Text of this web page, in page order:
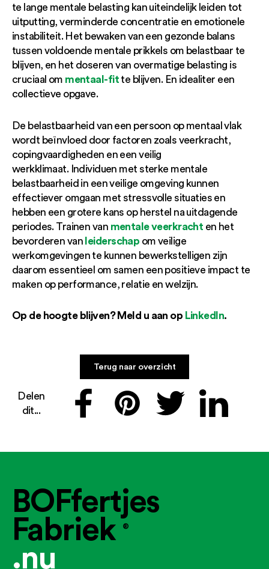
te lange mentale belasting kan uiteindelijk leiden tot
uitputting, verminderde concentratie en emotionele
instabiliteit. Het bewaken van een gezonde balans
tussen voldoende mentale prikkels om belastbaar te
blijven, en het doseren van overmatige belasting is
cruciaal om mentaal-fitte blijven. En idealiter een
collectieve opgave.
De belastbaarheid van een persoon op mentaal vlak
wordt beïnvloed door factoren zoals veerkracht,
copingvaardigheden en een veilig
werkklimaat. Individuen met sterke mentale
belastbaarheid in een veilige omgeving kunnen
effectiever omgaan met stressvolle situaties en
hebben een grotere kans op herstel na uitdagende
periodes. Trainen van mentale veerkracht en het
bevorderen vanleiderschap om veilige
werkomgevingen te kunnen bewerkstelligen zijn
daarom essentieel om samen een positieve impact te
maken op performance, relatie en welzijn.
Op de hoogte blijven? Meld u aan op LinkedIn.
Terug naar overzicht
Delen
dit...
BOFfertjes
Fabriek®
.nu